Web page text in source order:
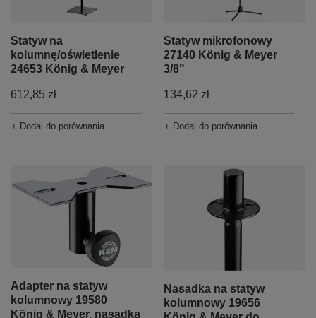
Statyw na
kolumnę/oświetlenie
24653 König & Meyer
612,85 zł
+ Dodaj do porównania
Statyw mikrofonowy
27140 König & Meyer
3/8"
134,62 zł
+ Dodaj do porównania
Adapter na statyw
kolumnowy 19580
König & Meyer, nasadka
Nasadka na statyw
kolumnowy 19656